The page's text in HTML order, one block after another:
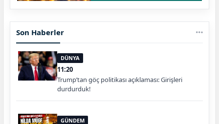
Son Haberler
DÜNYA
11:20
Trump’tan göç politikası açıklaması: Girişleri
durdurduk!
GÜNDEM